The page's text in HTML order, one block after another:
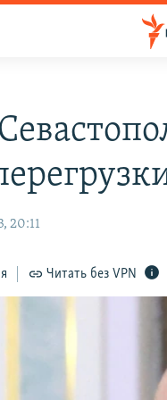
20:11
Читать без VPN